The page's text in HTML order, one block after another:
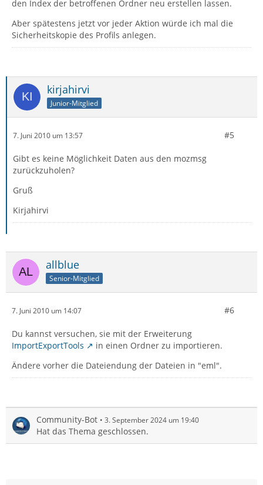
den Index der betroffenen Ordner neu erstellen lassen.
Aber spätestens jetzt vor jeder Aktion würde ich mal die
Sicherheitskopie des Profils anlegen.
kirjahirvi
Junior-Mitglied
7. Juni 2010 um 13:57 #5
Gibt es keine Möglichkeit Daten aus den mozmsg
zurückzuholen?
Gruß
Kirjahirvi
allblue
Senior-Mitglied
7. Juni 2010 um 14:07 #6
Du kannst versuchen, sie mit der Erweiterung
ImportExportTools
in einen Ordner zu importieren.
Ändere vorher die Dateiendung der Dateien in "eml".
Community-Bot 3. September 2024 um 19:40
Hat das Thema geschlossen.